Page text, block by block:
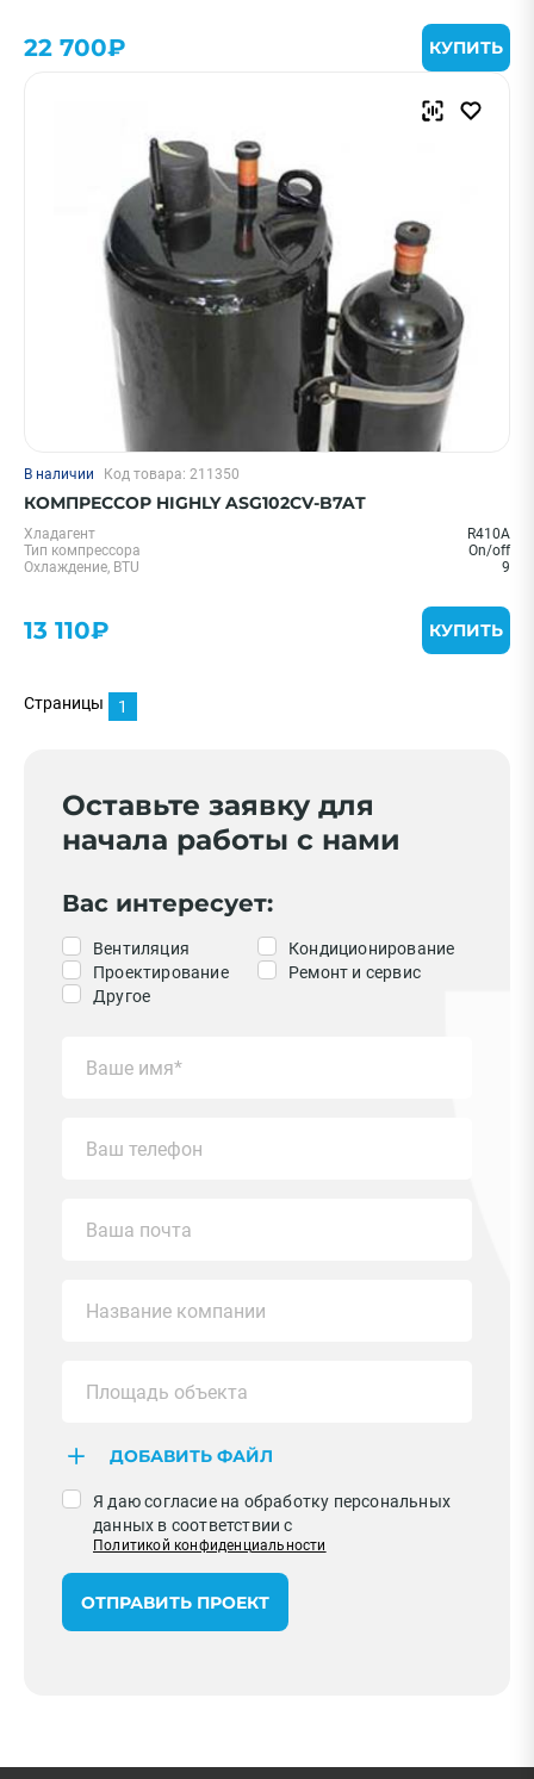
22 700₽ КУПИТЬ
В наличии Код товара: 211350
КОМПРЕССОР HIGHLY ASG102CV-B7AT
Хладагент
R410A
Тип компрессора
On/off
Охлаждение, BTU
9
13 110₽ КУПИТЬ
Страницы 1
Оставьте заявку для
начала работы с нами
Вас интересует:
Вентиляция
Кондиционирование
Проектирование
Ремонт и сервис
Другое
ДОБАВИТЬ ФАЙЛ
Я даю согласие на обработку персональных
данных в соответствии с
Политикой конфиденциальности
ОТПРАВИТЬ ПРОЕКТ